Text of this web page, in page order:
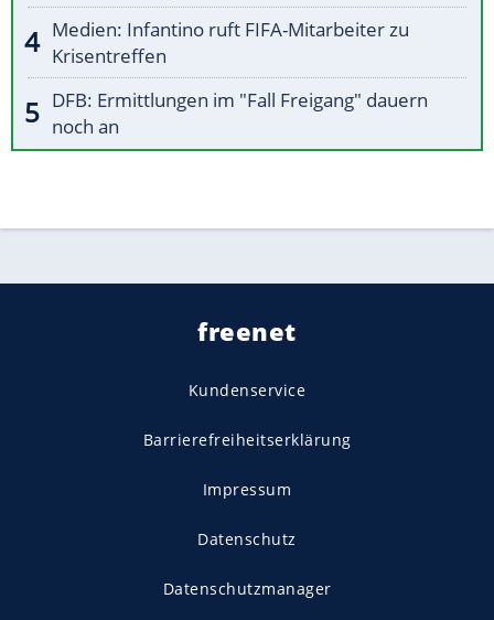
Medien: Infantino ruft FIFA-Mitarbeiter zu
Krisentreffen
DFB: Ermittlungen im "Fall Freigang" dauern
noch an
freenet
Kundenservice
Barrierefreiheitserklärung
Impressum
Datenschutz
Datenschutzmanager